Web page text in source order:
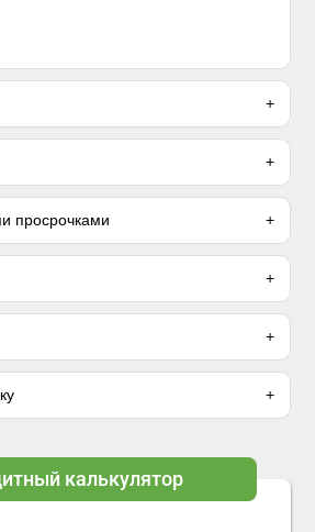
просрочками
калькулятор